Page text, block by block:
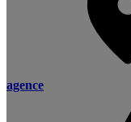
agence